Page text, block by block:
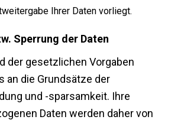
Ihrer Daten vorliegt.
Sperrung der Daten
der gesetzlichen Vorgaben
an die Grundsätze der
und -sparsamkeit. Ihre
Daten werden daher von